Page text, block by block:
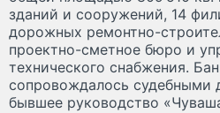
зданий и сооружений, 14
дорожных ремонтно-
проектно-сметное бюро и
технического снабжения.
сопровождалось судебными
бывшее руководство